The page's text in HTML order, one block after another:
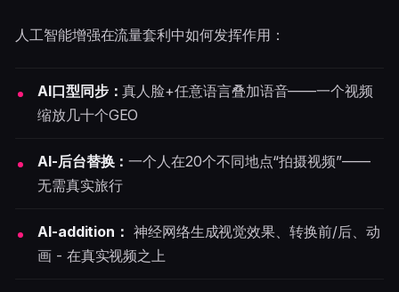
人工智能增强在流量套利中如何发挥作用：
AI口型同步：真人脸+任意语言叠加语音——一个视频
缩放几十个GEO
AI-后台替换：一个人在20个不同地点“拍摄视频”——
无需真实旅行
AI-addition： 神经网络生成视觉效果、转换前/后、动
画 - 在真实视频之上